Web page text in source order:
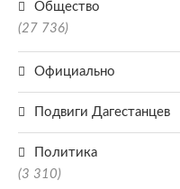
Общество
(27 736)
Официально
Подвиги Дагестанцев
Политика
(3 310)